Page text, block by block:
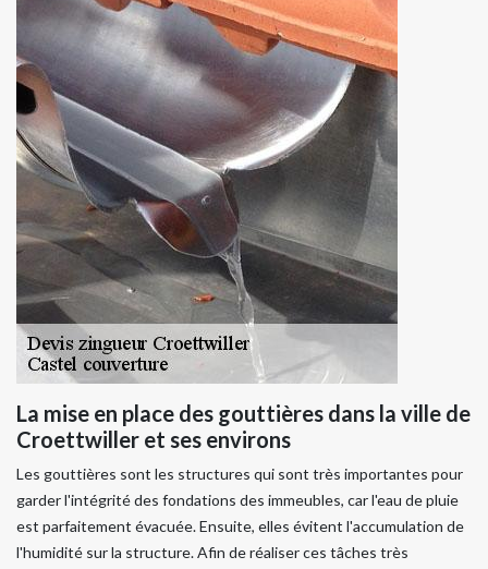
La mise en place des gouttières dans la ville de
Croettwiller et ses environs
Les gouttières sont les structures qui sont très importantes pour
garder l'intégrité des fondations des immeubles, car l'eau de pluie
est parfaitement évacuée. Ensuite, elles évitent l'accumulation de
l'humidité sur la structure. Afin de réaliser ces tâches très